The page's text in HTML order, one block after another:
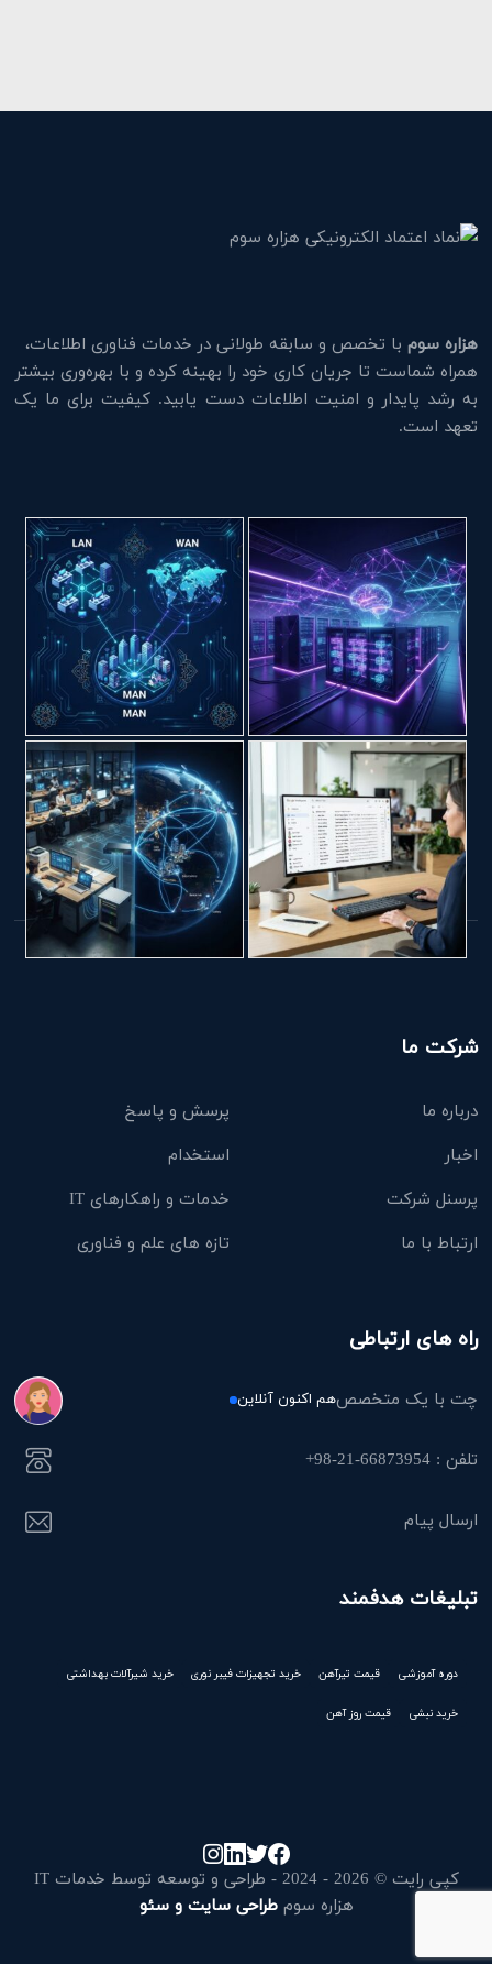
هزاره سوم با تخصص و سابقه طولانی در خدمات فناوری اطلاعات،
همراه شماست تا جریان کاری خود را بهینه کرده و با بهره‌وری بیشتر
به رشد پایدار و امنیت اطلاعات دست یابید. کیفیت برای ما یک
تعهد است.
شرکت ما
درباره ما
پرسش و پاسخ
اخبار
استخدام
پرسنل شرکت
خدمات و راهکارهای IT
ارتباط با ما
تازه های علم و فناوری
راه های ارتباطی
چت با یک متخصصهم اکنون آنلاین
تلفن : 66873954-21-98+
ارسال پیام
تبلیغات هدفمند
دوره آموزشی قیمت تیرآهن خرید تجهیزات فیبر نوری خرید شیرآلات بهداشتی
خرید نبشی قیمت روز آهن
کپی رایت © 2026 - 2024 - طراحی و توسعه توسط خدمات IT
هزاره سومطراحی سایت و سئو